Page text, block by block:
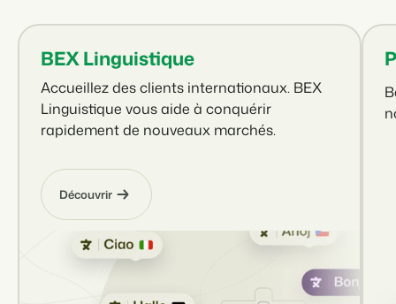
BEX Linguistique
Accueillez des clients internationaux. BEX
Linguistique vous aide à conquérir
rapidement de nouveaux marchés.
Découvrir